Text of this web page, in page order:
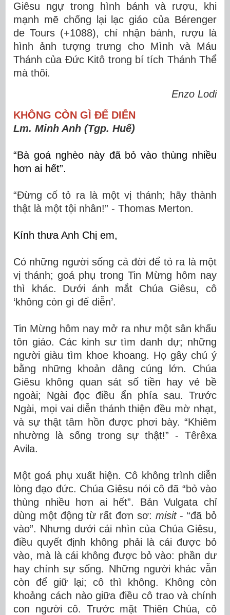
Giêsu ngự trong hình bánh và rượu, khi
mạnh mẽ chống lại lạc giáo của Bérenger
de Tours (+1088), chỉ nhận bánh, rượu là
hình ảnh tượng trưng cho Mình và Máu
Thánh của Đức Kitô trong bí tích Thánh Thể
mà thôi.
Enzo Lodi
KHÔNG CÒN GÌ ĐỂ DIỄN
Lm. Minh Anh (Tgp. Huế)
“Bà goá nghèo này đã bỏ vào thùng nhiều
hơn ai hết”.
“Đừng cố tỏ ra là một vị thánh; hãy thành
thật là một tội nhân!” - Thomas Merton.
Kính thưa Anh Chị em,
Có những người sống cả đời để tỏ ra là một
vị thánh; goá phụ trong Tin Mừng hôm nay
thì khác. Dưới ánh mắt Chúa Giêsu, cô
‘không còn gì để diễn’.
Tin Mừng hôm nay mở ra như một sân khấu
tôn giáo. Các kinh sư tìm danh dự; những
người giàu tìm khoe khoang. Họ gây chú ý
bằng những khoản dâng cúng lớn. Chúa
Giêsu không quan sát số tiền hay vẻ bề
ngoài; Ngài đọc điều ẩn phía sau. Trước
Ngài, mọi vai diễn thánh thiện đều mờ nhạt,
và sự thật tâm hồn được phơi bày. “Khiêm
nhường là sống trong sự thật!” - Têrêxa
Avila.
Một goá phụ xuất hiện. Cô không trình diễn
lòng đạo đức. Chúa Giêsu nói cô đã “bỏ vào
thùng nhiều hơn ai hết”. Bản Vulgata chỉ
dùng một động từ rất đơn sơ: misit- “đã bỏ
vào”. Nhưng dưới cái nhìn của Chúa Giêsu,
điều quyết định không phải là cái được bỏ
vào, mà là cái không được bỏ vào: phần dư
hay chính sự sống. Những người khác vẫn
còn để giữ lại; cô thì không. Không còn
khoảng cách nào giữa điều cô trao và chính
con người cô. Trước mặt Thiên Chúa, cô